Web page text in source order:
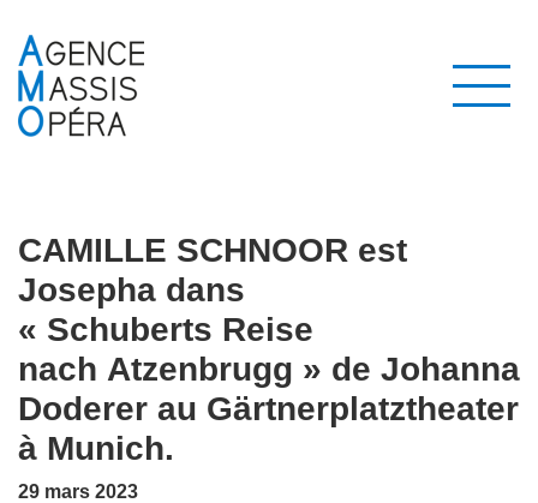
CAMILLE SCHNOOR est
Josepha dans
« Schuberts Reise
nach Atzenbrugg » de Johanna
Doderer au Gärtnerplatztheater
à Munich.
29 mars 2023